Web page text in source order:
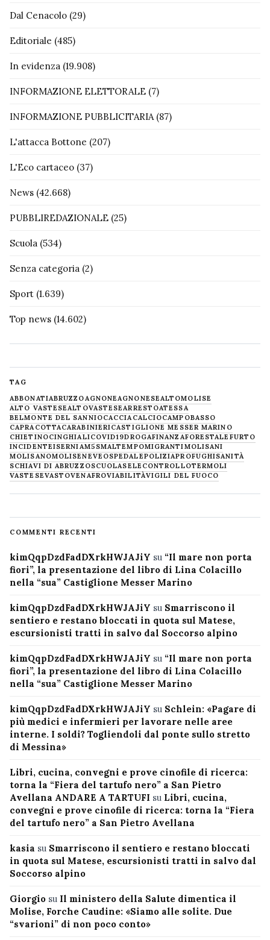
Dal Cenacolo (29)
Editoriale (485)
In evidenza (19.908)
INFORMAZIONE ELETTORALE (7)
INFORMAZIONE PUBBLICITARIA(87)
L'attacca Bottone (207)
L'Eco cartaceo (37)
News (42.668)
PUBBLIREDAZIONALE (25)
Scuola (534)
Senza categoria (2)
Sport (1.639)
Top news (14.602)
TAG
ABBONATIABRUZZOAGNONEAGNONESEALTOMOLISE
ALTO VASTESEALTOVASTESEARRESTOATESSA
BELMONTE DEL SANNIOCACCIACALCIOCAMPOBASSO
CAPRACOTTACARABINIERICASTIGLIONE MESSER MARINO
CHIETINOCINGHIALICOVID19DROGAFINANZAFORESTALE FURTO
INCIDENTEISERNIAM5SMALTEMPOMIGRANTIMOLISANI
MOLISANOMOLISENEVE OSPEDALEPOLIZIAPROFUGHISANITÀ
SCHIAVI DI ABRUZZOSCUOLASELECONTROLLOTERMOLI
VASTESEVASTOVENAFROVIABILITÀVIGILI DEL FUOCO
COMMENTI RECENTI
kimQqpDzdFadDXrkHWJAJiY su “Il mare non porta
fiori”, la presentazione del libro di Lina Colacillo
nella “sua” Castiglione Messer Marino
kimQqpDzdFadDXrkHWJAJiY su Smarriscono il
sentiero e restano bloccati in quota sul Matese,
escursionisti tratti in salvo dal Soccorso alpino
kimQqpDzdFadDXrkHWJAJiY su “Il mare non porta
fiori”, la presentazione del libro di Lina Colacillo
nella “sua” Castiglione Messer Marino
kimQqpDzdFadDXrkHWJAJiY su Schlein: «Pagare di
più medici e infermieri per lavorare nelle aree
interne. I soldi? Togliendoli dal ponte sullo stretto
di Messina»
Libri, cucina, convegni e prove cinofile di ricerca:
torna la “Fiera del tartufo nero” a San Pietro
Avellana ANDARE A TARTUFI su Libri, cucina,
convegni e prove cinofile di ricerca: torna la “Fiera
del tartufo nero” a San Pietro Avellana
kasia su Smarriscono il sentiero e restano bloccati
in quota sul Matese, escursionisti tratti in salvo dal
Soccorso alpino
Giorgio su Il ministero della Salute dimentica il
Molise, Forche Caudine: «Siamo alle solite. Due
“svarioni” di non poco conto»